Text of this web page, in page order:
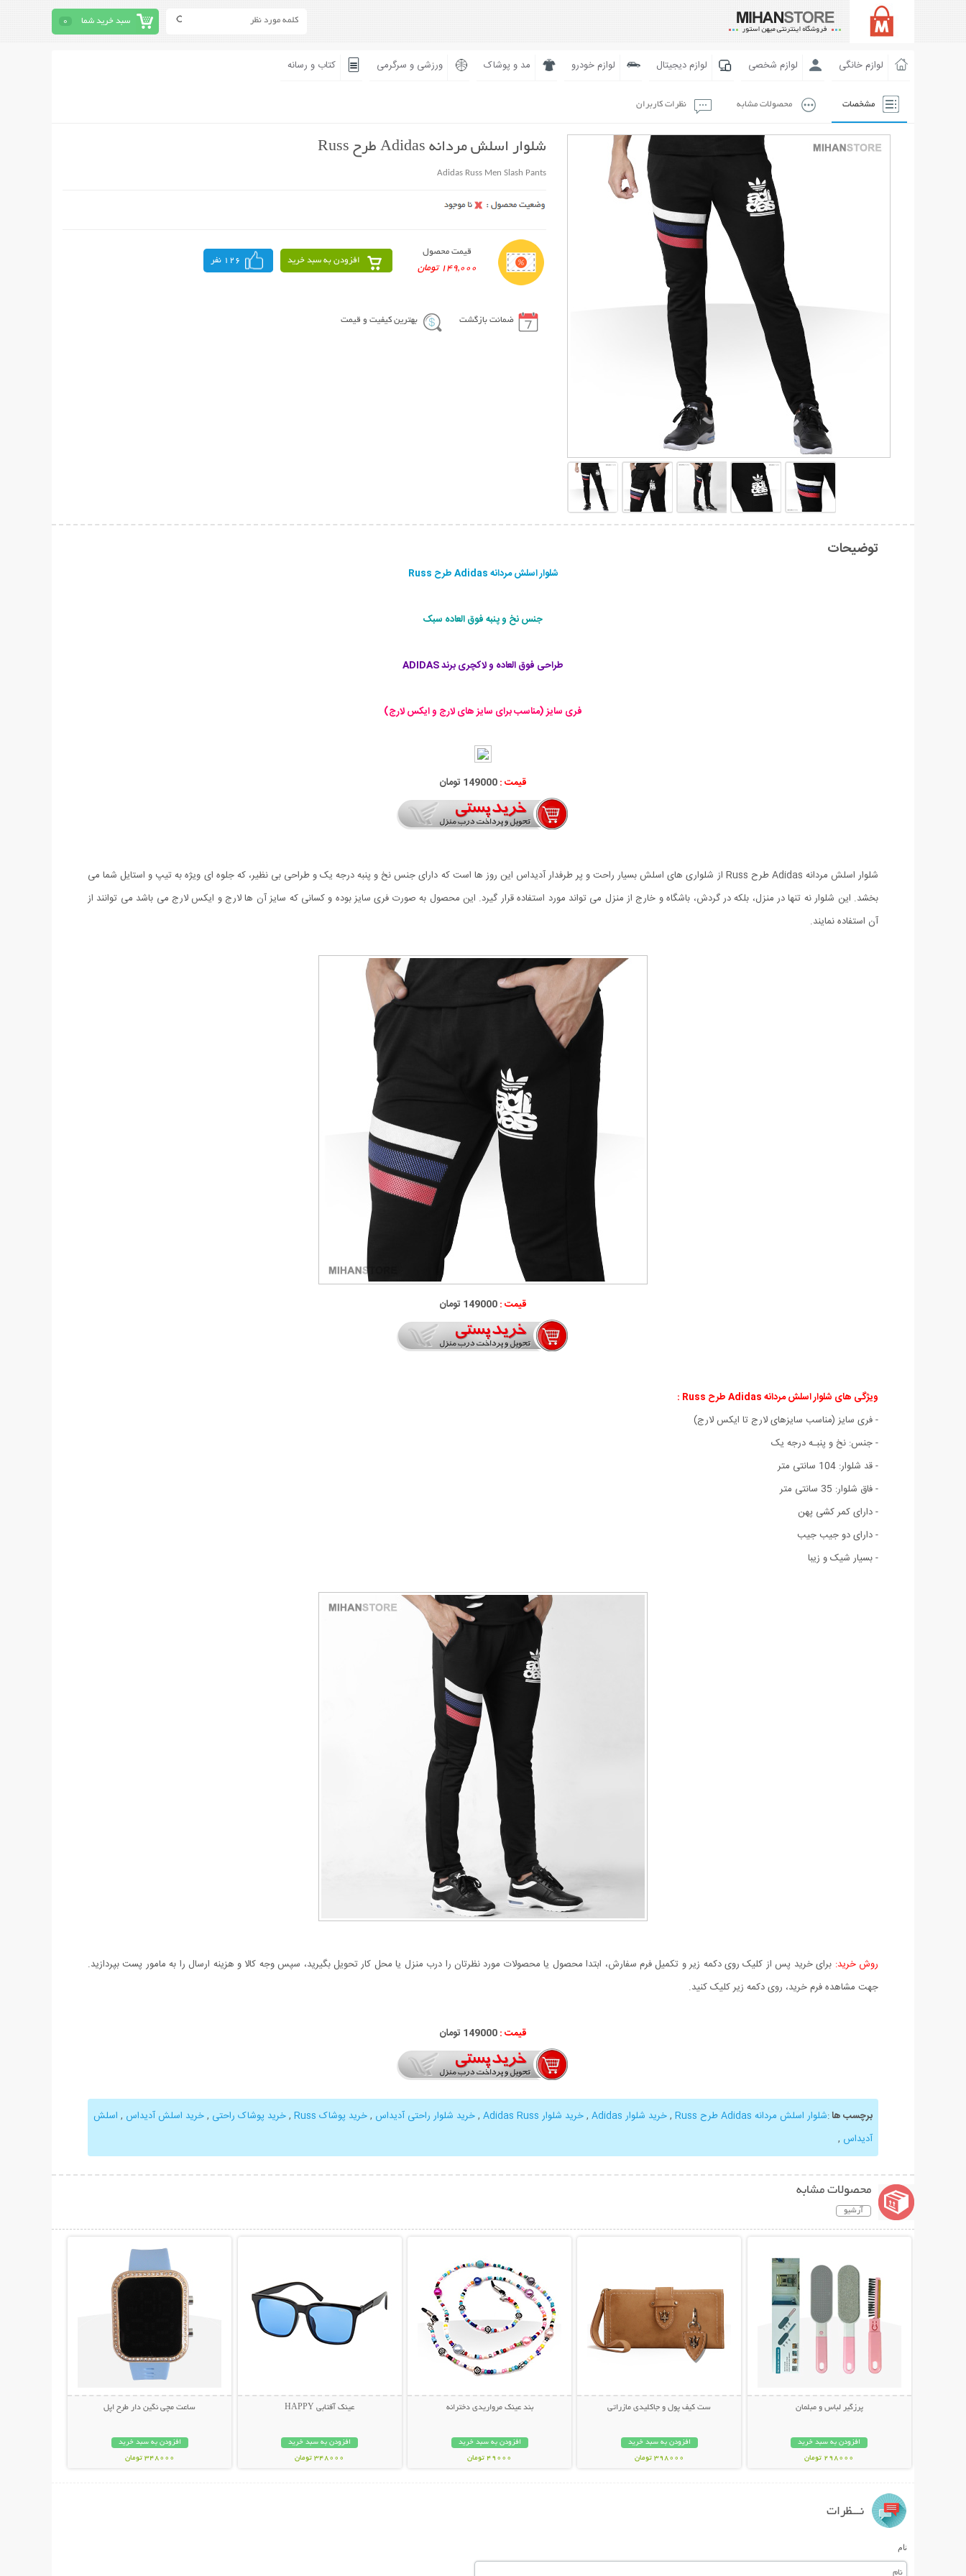
سبد خرید شما 0
لوازم خانگی لوازم شخصی لوازم دیجیتال لوازم خودرو مد و پوشاک ورزشی و سرگرمی کتاب و رسانه
مشخصات محصولات مشابه نظرات کاربران
شلوار اسلش مردانه Adidas طرح Russ
Adidas Russ Men Slash Pants
قیمت محصول
149,000 تومان
افزودن به سبد خرید 126 نفر
ضمانت بازگشت بهترین کیفیت و قیمت
توضیحات
شلوار اسلش مردانه Adidas طرح Russ
جنس نخ و پنبه فوق العاده سبک
طراحی فوق العاده و لاکچری برند ADIDAS
فری سایز (مناسب برای سایز های لارج و ایکس لارج)
قیمت :149000 تومان
شلوار اسلش مردانه Adidas طرح Russ از شلواری های اسلش بسیار راحت و پر طرفدار آدیداس این روز ها است که دارای جنس نخ و پنبه درجه یک و طراحی بی نظیر، که جلوه ای ویژه به تیپ و استایل شما می
بخشد. این شلوار نه تنها در منزل، بلکه در گردش، باشگاه و خارج از منزل می تواند مورد استفاده قرار گیرد. این محصول به صورت فری سایز بوده و کسانی که سایز آن ها لارج و ایکس لارج می باشد می توانند از
آن استفاده نمایند.
قیمت :149000 تومان
ویژگی های شلوار اسلش مردانه Adidas طرح Russ :
- فری سایز (مناسب سایزهای لارج تا ایکس لارج)
- جنس: نخ و پنبـه درجه یک
- قد شلوار: 104 سانتی متر
- فاق شلوار: 35 سانتی متر
- دارای کمر کشی پهن
- دارای دو جیب جیب
- بسیار شیک و زیبا
روش خرید: برای خرید پس از کلیک روی دکمه زیر و تکمیل فرم سفارش، ابتدا محصول یا محصولات مورد نظرتان را درب منزل یا محل کار تحویل بگیرید، سپس وجه کالا و هزینه ارسال را به مامور پست بپردازید.
جهت مشاهده فرم خرید، روی دکمه زیر کلیک کنید.
قیمت :149000 تومان
برچسب ها:شلوار اسلش مردانه Adidas طرح Russ ,خرید شلوار Adidas ,خرید شلوار Adidas Russ ,خرید شلوار راحتی آدیداس ,خرید پوشاک Russ ,خرید پوشاک راحتی ,خرید اسلش آدیداس , اسلش
آدیداس ,
محصولات مشابه
آرشیو
پرزگیر لباس و مبلمان
افزودن به سبد خرید
298000 تومان
ست کیف پول و جاکلیدی مازراتی
افزودن به سبد خرید
398000 تومان
بند عینک مرواریدی دخترانه
افزودن به سبد خرید
49000 تومان
عینک آفتابی HAPPY
افزودن به سبد خرید
348000 تومان
ساعت مچی نگین دار طرح اپل
افزودن به سبد خرید
348000 تومان
نـــظرات
نام